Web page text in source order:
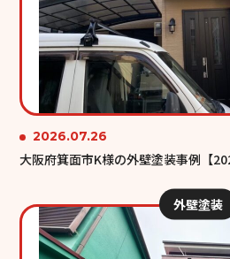
2026.07.26
大阪府箕面市K様の外壁塗装事例【
外壁塗装